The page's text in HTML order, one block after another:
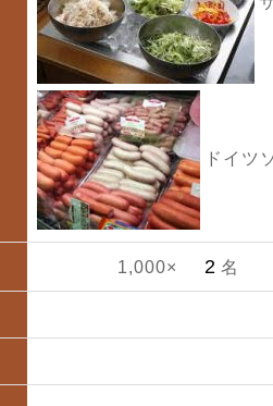
ドイツ
1,000× 名